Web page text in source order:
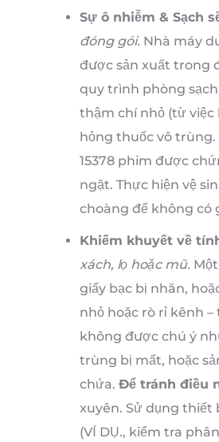
Sự ô nhiễm & Sạch
đóng gói. Nhà máy
được sản xuất trong
quy trình phòng
thậm chí nhỏ (từ
hỏng thuốc vô trùng.
15378 phim được
ngặt. Thực hiện vệ
choàng để không có
Khiếm khuyết về
xách, lọ hoặc mũ.
giấy bạc bị nhăn,
nhỏ hoặc rò rỉ kênh
không được chú ý
trùng bị mất, hoặc
chứa. Để tránh điều
xuyên. Sử dụng thiết
(VÍ DỤ., kiểm tra